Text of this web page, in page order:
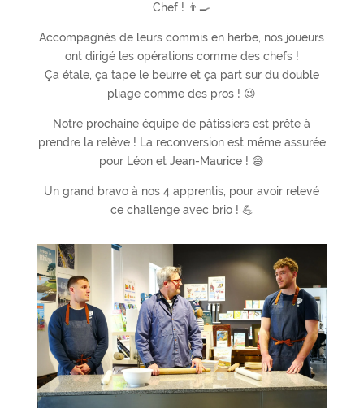
Chef ! 👨‍🍳
Accompagnés de leurs commis en herbe, nos joueurs
ont dirigé les opérations comme des chefs !
Ça étale, ça tape le beurre et ça part sur du double
pliage comme des pros ! 😉
Notre prochaine équipe de pâtissiers est prête à
prendre la relève ! La reconversion est même assurée
pour Léon et Jean-Maurice ! 😅
Un grand bravo à nos 4 apprentis, pour avoir relevé
ce challenge avec brio ! 💪